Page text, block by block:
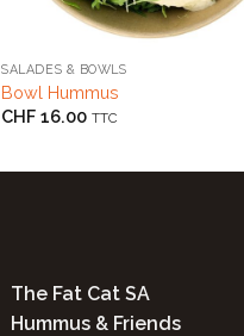
SALADES & BOWLS
Bowl Hummus
CHF 16.00 TTC
The Fat Cat SA
Hummus & Friends